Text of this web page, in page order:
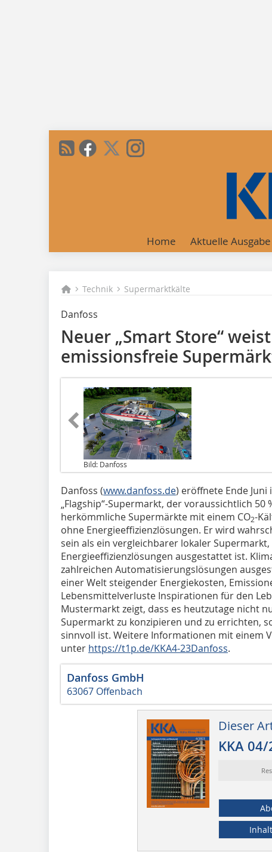
Home Aktuelle Ausgabe
Technik Supermarktkälte
Danfoss
Neuer „Smart Store“
emissionsfreie
Bild: Danfoss
Danfoss (www.danfoss.de) eröffnete Ende
„Flagship“-Supermarkt, der voraussichtlich
herkömmliche Supermärkte mit einem CO2-
ohne Energieeffizienzlösungen. Er wird
sein als ein vergleichbarer lokaler
Energieeffizienzlösungen ausgestattet ist.
zahlreichen Automatisierungslösungen
einer Welt steigender Energiekosten,
Lebensmittelverluste Inspirationen für den
Mustermarkt zeigt, dass es heutzutage nicht
Supermarkt zu konzipieren und zu errichten,
sinnvoll ist. Weitere Informationen mit einem
unter https://t1p.de/KKA4-23Danfoss.
Danfoss GmbH
63067 Offenbach
Dieser
KKA